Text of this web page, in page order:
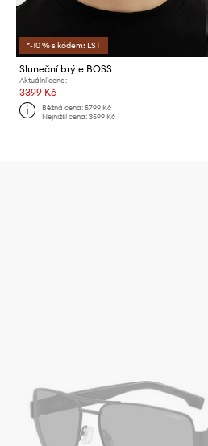
*-10 % s kódem: LST
Sluneční brýle BOSS
Aktuální cena:
3399 Kč
Běžná cena:5799 Kč
Nejnižší cena:3599 Kč